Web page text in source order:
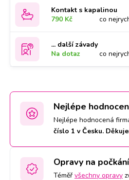
Kontakt s kapalinou
790 Kč
co
... další závady
Na dotaz
co
Nejlépe
Nejlépe hodnocená
číslo 1 v Česku.
Opravy na počkání
Téměř všechny opravy